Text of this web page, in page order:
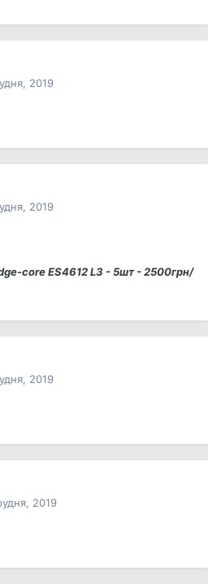
2019
2019
core ES4612 L3 - 5шт - 2500грн/
2019
2019